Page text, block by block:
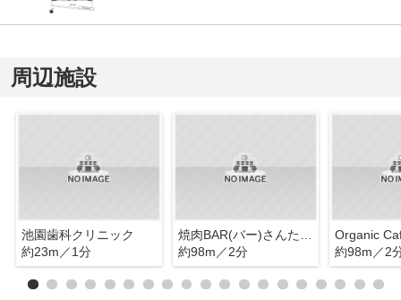
周辺施設
池園歯科クリニック
約23m／1分
約98m／2分
約98m／2